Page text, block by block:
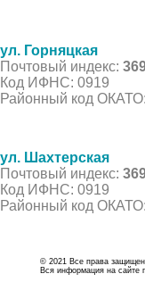
ул. Горняцкая
Почтовый индекс:
Код ИФНС: 0919
Районный код
ул. Шахтерская
Почтовый индекс:
Код ИФНС: 0919
Районный код
© 2021 Все права
Вся информация на сайте